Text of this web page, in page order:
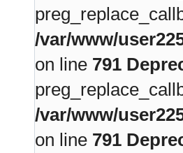
/var/www/
on line 791
/var/www/
on line 791